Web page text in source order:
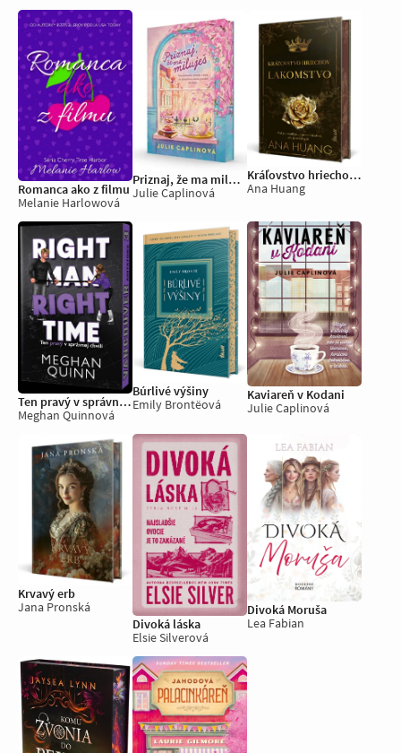
Romanca ako z filmu
Melanie Harlowová
Priznaj, že ma miluješ
Julie Caplinová
Kráľovstvo hriechov: Lakomstvo
Ana Huang
Ten pravý v správnej chvíli
Meghan Quinnová
Búrlivé výšiny
Emily Brontëová
Kaviareň v Kodani
Julie Caplinová
Krvavý erb
Jana Pronská
Divoká láska
Elsie Silverová
Divoká Moruša
Lea Fabian